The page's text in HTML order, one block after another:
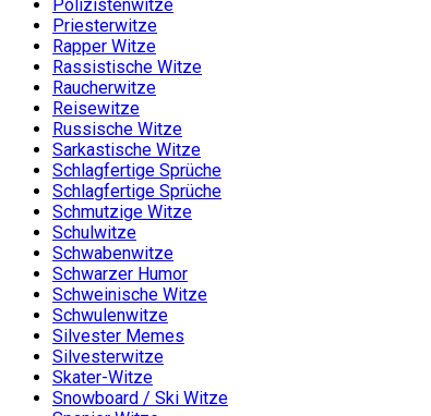
Polizistenwitze
Priesterwitze
Rapper Witze
Rassistische Witze
Raucherwitze
Reisewitze
Russische Witze
Sarkastische Witze
Schlagfertige Sprüche
Schlagfertige Sprüche
Schmutzige Witze
Schulwitze
Schwabenwitze
Schwarzer Humor
Schweinische Witze
Schwulenwitze
Silvester Memes
Silvesterwitze
Skater-Witze
Snowboard / Ski Witze